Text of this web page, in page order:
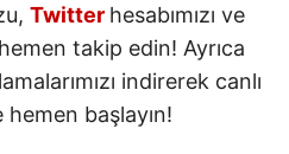
Twitter hesabımızı ve
hemen takip edin! Ayrıca
indirerek canlı
başlayın!